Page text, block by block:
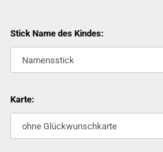
Stick Name des Kindes:
Karte: